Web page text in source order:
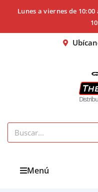
Lunes a viernes de 10:00
Menú